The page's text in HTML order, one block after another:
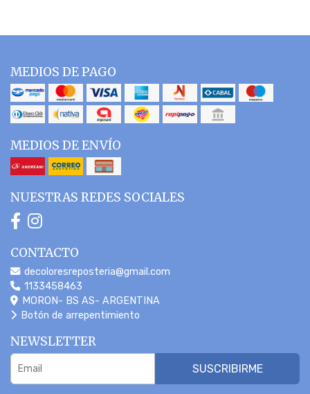
MEDIOS DE PAGO
MEDIOS DE ENVÍO
NUESTRAS REDES SOCIALES
CONTACTO
decoloresreposteria@gmail.com
1133458463
MORON- BS AS- ARGENTINA
Botón de arrepentimiento
NEWSLETTER
SUSCRIBIRME